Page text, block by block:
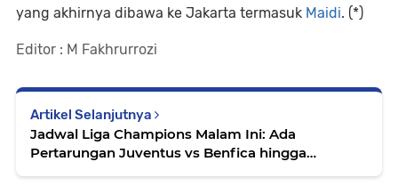
yang akhirnya dibawa ke Jakarta termasuk Maidi. (*)
Editor : M Fakhrurrozi
Artikel Selanjutnya
Jadwal Liga Champions Malam Ini: Ada
Pertarungan Juventus vs Benfica hingga